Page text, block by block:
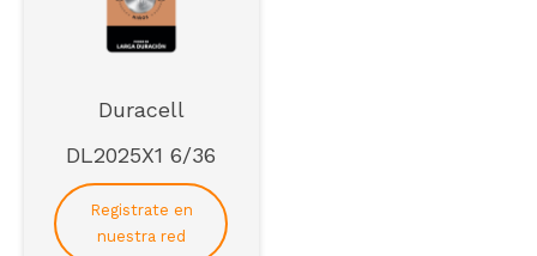
Duracell
DL2025X1 6/36
Registrate en
nuestra red